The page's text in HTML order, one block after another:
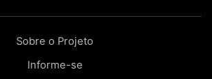
Sobre o Projeto
Informe-se